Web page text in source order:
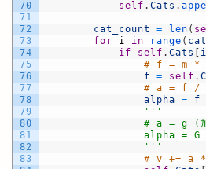
70
71
72
73
74
75
76
77
78
79
80
81
82
83
self . Cats .
cat_count = len (
for
i in range (
if
self . Cats i
# f = m * g
f
= self .
# a = f / m
alpha
= f
'' '
# a = g (加速
alpha = G
' ''
# v += a *